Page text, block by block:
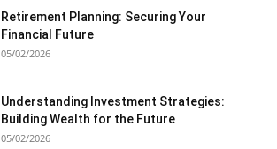
Retirement Planning: Securing Your
Financial Future
05/02/2026
Understanding Investment Strategies:
Building Wealth for the Future
05/02/2026